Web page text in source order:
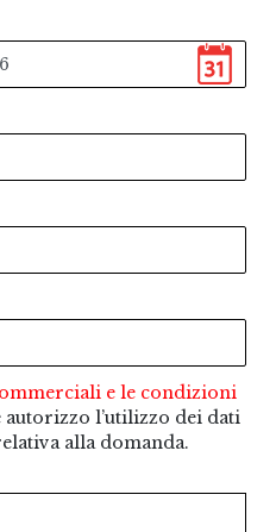
e le condizioni
autorizzo l’utilizzo dei dati
alla domanda.